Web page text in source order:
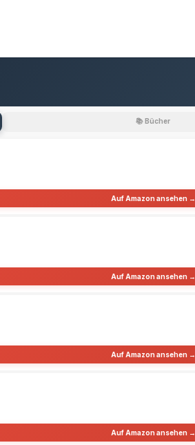
📚 Bücher
Auf Amazon ansehen →
Auf Amazon ansehen →
Auf Amazon ansehen →
Auf Amazon ansehen →